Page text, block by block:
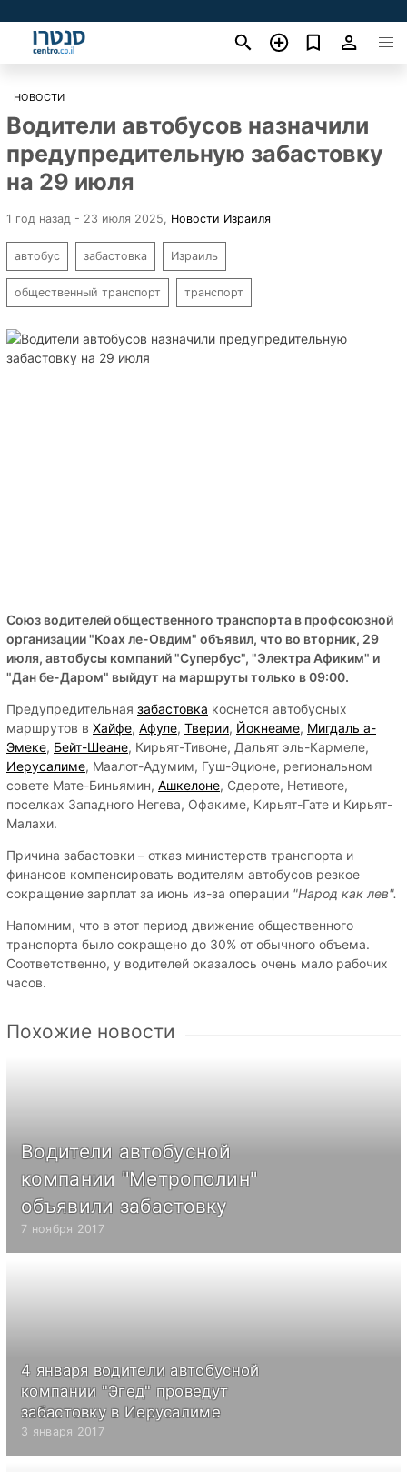
НОВОСТИ
Водители автобусов назначили
предупредительную забастовку
на 29 июля
1 год назад - 23 июля 2025 Новости Израиля
автобус забастовка Израиль
общественный транспорт транспорт
Союз водителей общественного транспорта в профсоюзной
организации "Коах ле-Овдим" объявил, что во вторник, 29
июля, автобусы компаний "Супербус", "Электра Афиким" и
"Дан бе-Даром" выйдут на маршруты только в 09:00.
Предупредительная забастовка коснется автобусных
маршрутов в Хайфе, Афуле, Тверии, Йокнеаме, Мигдаль а-
Эмеке, Бейт-Шеане, Кирьят-Тивоне, Дальят эль-Кармеле,
Иерусалиме, Маалот-Адумим, Гуш-Эционе, региональном
совете Мате-Биньямин, Ашкелоне, Сдероте, Нетивоте,
поселках Западного Негева, Офакиме, Кирьят-Гате и Кирьят-
Малахи.
Причина забастовки – отказ министерств транспорта и
финансов компенсировать водителям автобусов резкое
сокращение зарплат за июнь из-за операции "Народ как лев".
Напомним, что в этот период движение общественного
транспорта было сокращено до 30% от обычного объема.
Соответственно, у водителей оказалось очень мало рабочих
часов.
Похожие новости
Водители автобусной
компании "Метрополин"
объявили забастовку
7 ноября 2017
4 января водители автобусной
компании "Эгед" проведут
забастовку в Иерусалиме
3 января 2017